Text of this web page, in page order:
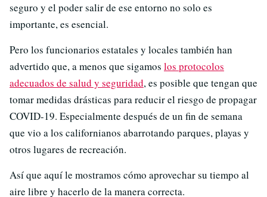
seguro y el poder salir de ese entorno no solo es
importante, es esencial.
Pero los funcionarios estatales y locales también han
advertido que, a menos que sigamos los protocolos
adecuados de salud y seguridad, es posible que tengan que
tomar medidas drásticas para reducir el riesgo de propagar
COVID-19. Especialmente después de un fin de semana
que vio a los californianos abarrotando parques, playas y
otros lugares de recreación.
Así que aquí le mostramos cómo aprovechar su tiempo al
aire libre y hacerlo de la manera correcta.